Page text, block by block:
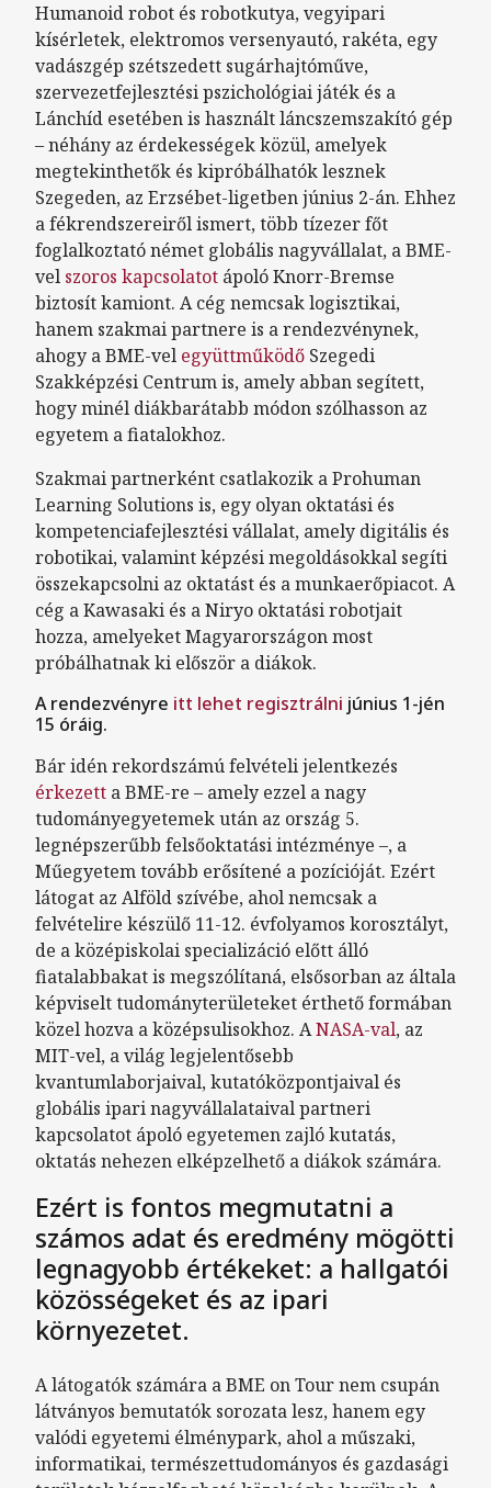
Humanoid robot és robotkutya, vegyipari
kísérletek, elektromos versenyautó, rakéta, egy
vadászgép szétszedett sugárhajtóműve,
szervezetfejlesztési pszichológiai játék és a
Lánchíd esetében is használt láncszemszakító gép
– néhány az érdekességek közül, amelyek
megtekinthetők és kipróbálhatók lesznek
Szegeden, az Erzsébet-ligetben június 2-án. Ehhez
a fékrendszereiről ismert, több tízezer főt
foglalkoztató német globális nagyvállalat, a BME-
vel szoros kapcsolatot ápoló Knorr-Bremse
biztosít kamiont. A cég nemcsak logisztikai,
hanem szakmai partnere is a rendezvénynek,
ahogy a BME-vel együttműködő Szegedi
Szakképzési Centrum is, amely abban segített,
hogy minél diákbarátabb módon szólhasson az
egyetem a fiatalokhoz.
Szakmai partnerként csatlakozik a Prohuman
Learning Solutions is, egy olyan oktatási és
kompetenciafejlesztési vállalat, amely digitális és
robotikai, valamint képzési megoldásokkal segíti
összekapcsolni az oktatást és a munkaerőpiacot. A
cég a Kawasaki és a Niryo oktatási robotjait
hozza, amelyeket Magyarországon most
próbálhatnak ki először a diákok.
A rendezvényre itt lehet regisztrálni június 1-jén
15 óráig.
Bár idén rekordszámú felvételi jelentkezés
érkezett a BME-re – amely ezzel a nagy
tudományegyetemek után az ország 5.
legnépszerűbb felsőoktatási intézménye –, a
Műegyetem tovább erősítené a pozícióját. Ezért
látogat az Alföld szívébe, ahol nemcsak a
felvételire készülő 11-12. évfolyamos korosztályt,
de a középiskolai specializáció előtt álló
fiatalabbakat is megszólítaná, elsősorban az általa
képviselt tudományterületeket érthető formában
közel hozva a középsulisokhoz. ANASA-val, az
MIT-vel, a világ legjelentősebb
kvantumlaborjaival, kutatóközpontjaival és
globális ipari nagyvállalataival partneri
kapcsolatot ápoló egyetemen zajló kutatás,
oktatás nehezen elképzelhető a diákok számára.
Ezért is fontos megmutatni a
számos adat és eredmény mögötti
legnagyobb értékeket: a hallgatói
közösségeket és az ipari
környezetet.
A látogatók számára a BME on Tour nem csupán
látványos bemutatók sorozata lesz, hanem egy
valódi egyetemi élménypark, ahol a műszaki,
informatikai, természettudományos és gazdasági